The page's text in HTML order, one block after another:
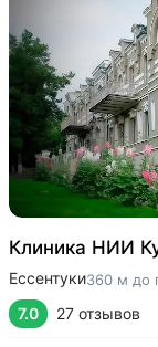
Клиника НИИ
Ессентуки360 м до
7.0 27 отзывов